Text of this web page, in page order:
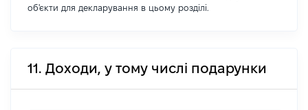
об'єкти для декларування в цьому розділі.
11. Доходи, у тому числі подарунки